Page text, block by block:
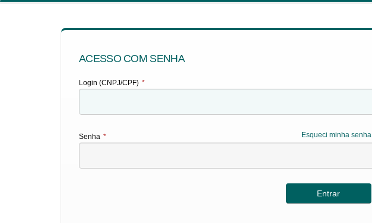
ACESSO COM SENHA
Login (CNPJ/CPF) *
Esqueci minha senha
Senha *